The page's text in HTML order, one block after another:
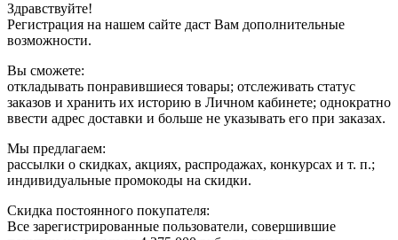
Здравствуйте!
Регистрация на нашем сайте даст Вам дополнительные
возможности.
Вы сможете:
откладывать понравившиеся товары; отслеживать статус
заказов и хранить их историю в Личном кабинете; однократно
ввести адрес доставки и больше не указывать его при заказах.
Мы предлагаем:
рассылки о скидках, акциях, распродажах, конкурсах и т. п.;
индивидуальные промокоды на скидки.
Скидка постоянного покупателя:
Все зарегистрированные пользователи, совершившие